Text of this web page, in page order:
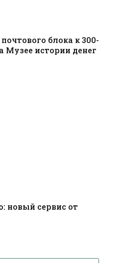
блока к 300-
истории денег
новый сервис от